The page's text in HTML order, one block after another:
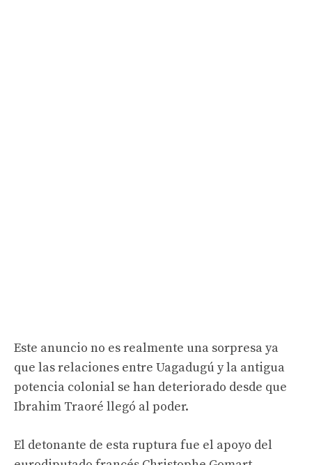
Este anuncio no es realmente una sorpresa ya
que las relaciones entre Uagadugú y la antigua
potencia colonial se han deteriorado desde que
Ibrahim Traoré llegó al poder.
El detonante de esta ruptura fue el apoyo del